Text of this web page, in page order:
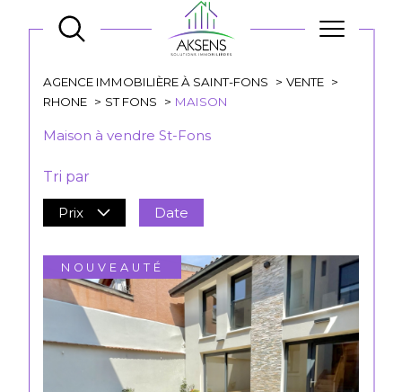
AGENCE IMMOBILIÈRE À SAINT-FONS
VENTE
RHONE
ST FONS MAISON
Maison à vendre St-Fons
Tri par
Prix Date
NOUVEAUTÉ